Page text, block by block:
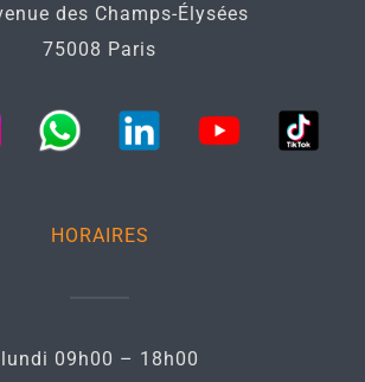
des Champs-Élysées
75008 Paris
HORAIRES
lundi 09h00 – 18h00